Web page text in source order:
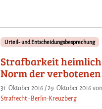
Urteil- und Entscheidungsbesprechung
Strafbarkeit
Norm der
31. Oktober 2016 /29. Oktober 2016 von
Strafrecht - Berlin-Kreuzberg